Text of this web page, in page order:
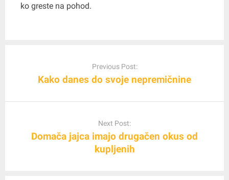
ko greste na pohod.
Previous Post:
Kako danes do svoje nepremičnine
Next Post:
Domača jajca imajo drugačen okus od
kupljenih